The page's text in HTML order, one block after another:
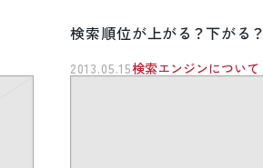
検索順位が上がる？下がる？
2013.05.15検索エンジンについて